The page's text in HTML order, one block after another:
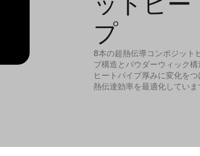
プ
8本の超熱伝導コンポジット
ブ構造とパウダーウィック
ヒートパイプ厚みに変化を
熱伝達効率を最適化していま